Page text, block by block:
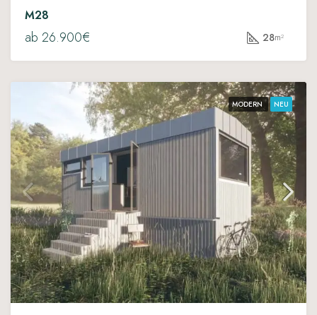
M28
ab 26.900€ 28m²
MODERN NEU